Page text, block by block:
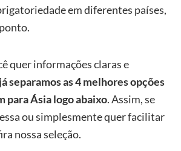
em diferentes países,
quer informações claras e
já separamos as 4 melhores opções
para Ásia logo abaixo. Assim, se
ou simplesmente quer facilitar
nossa seleção.